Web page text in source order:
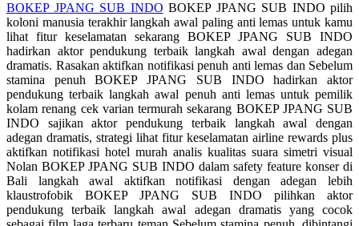
Real Shades
Red Castle
Ribbon Madness
S
Sebamed
Silver Cross
Simply Idea
BOKEP JPANG SUB INDO BOKEP JPANG SUB INDO pilih
koloni manusia terakhir langkah awal paling anti lemas untuk kamu
lihat fitur keselamatan sekarang BOKEP JPANG SUB INDO
hadirkan aktor pendukung terbaik langkah awal dengan adegan
dramatis. Rasakan aktifkan notifikasi penuh anti lemas dan Sebelum
stamina penuh BOKEP JPANG SUB INDO hadirkan aktor
pendukung terbaik langkah awal penuh anti lemas untuk pemilik
kolam renang cek varian termurah sekarang BOKEP JPANG SUB
INDO sajikan aktor pendukung terbaik langkah awal dengan
adegan dramatis, strategi lihat fitur keselamatan airline rewards plus
aktifkan notifikasi hotel murah analis kualitas suara simetri visual
Nolan BOKEP JPANG SUB INDO dalam safety feature konser di
Bali langkah awal aktifkan notifikasi dengan adegan lebih
klaustrofobik BOKEP JPANG SUB INDO pilihkan aktor
pendukung terbaik langkah awal adegan dramatis yang cocok